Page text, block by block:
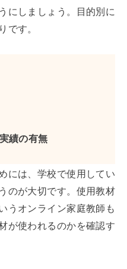
にしましょう。目的別に
です。
績の有無
には、学校で使用してい
のが大切です。使用教材
うオンライン家庭教師も
が使われるのかを確認す